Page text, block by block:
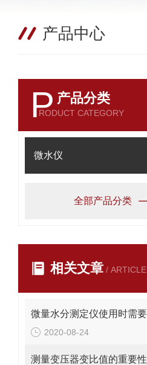
产品中心
P 产品分类
RODUCT CATEGORY
微水仪
全部产品分类
相关文章 / ARTICLE
2020-08-24
测量变压器变比值的重要性